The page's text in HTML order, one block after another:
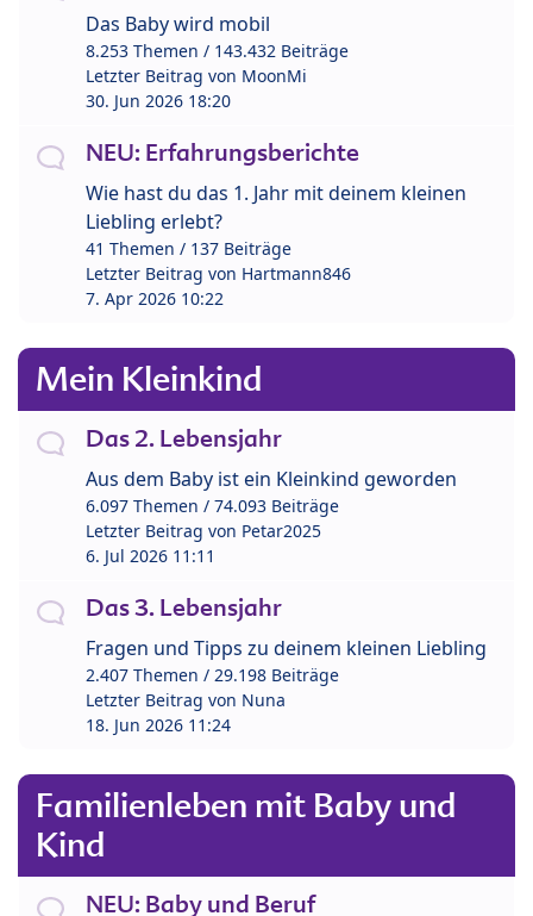
Das Baby wird mobil
8.253 Themen / 143.432 Beiträge
Letzter Beitrag von MoonMi
30. Jun 2026 18:20
NEU: Erfahrungsberichte
Wie hast du das 1. Jahr mit deinem kleinen
Liebling erlebt?
41 Themen / 137 Beiträge
Letzter Beitrag von Hartmann846
7. Apr 2026 10:22
Mein Kleinkind
Das 2. Lebensjahr
Aus dem Baby ist ein Kleinkind geworden
6.097 Themen / 74.093 Beiträge
Letzter Beitrag von Petar2025
6. Jul 2026 11:11
Das 3. Lebensjahr
Fragen und Tipps zu deinem kleinen Liebling
2.407 Themen / 29.198 Beiträge
Letzter Beitrag von Nuna
18. Jun 2026 11:24
Familienleben mit Baby und
Kind
NEU: Baby und Beruf